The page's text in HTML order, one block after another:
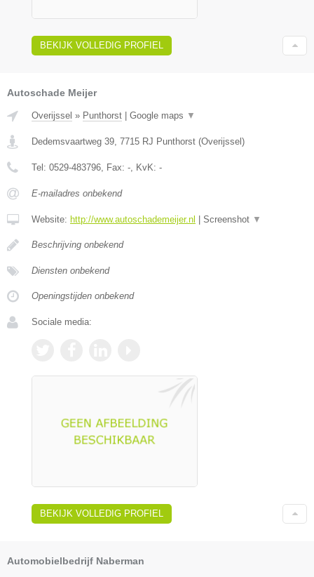
BEKIJK VOLLEDIG PROFIEL
Autoschade Meijer
Overijssel » Punthorst Google maps ▼
Dedemsvaartweg 39, 7715 RJ Punthorst (Overijssel )
Tel: 0529-483796, Fax: -, KvK: -
E-mailadres onbekend
Website: http://www.autoschademeijer.nl Screenshot ▼
Beschrijving onbekend
Diensten onbekend
Openingstijden onbekend
Sociale media:
BEKIJK VOLLEDIG PROFIEL
Automobielbedrijf Naberman